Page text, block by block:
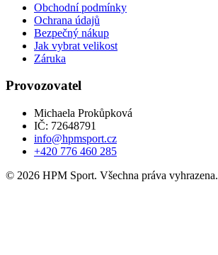
Obchodní podmínky
Ochrana údajů
Bezpečný nákup
Jak vybrat velikost
Záruka
Provozovatel
Michaela Prokůpková
IČ: 72648791
info@hpmsport.cz
+420 776 460 285
© 2026 HPM Sport. Všechna práva vyhrazena.